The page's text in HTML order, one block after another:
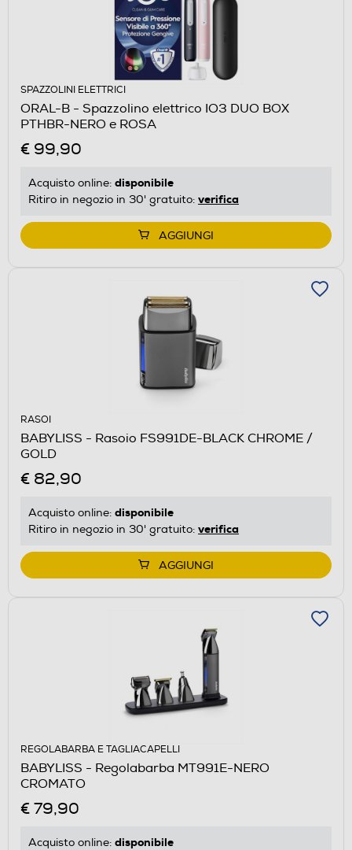
SPAZZOLINI ELETTRICI
ORAL-B - Spazzolino elettrico IO3 DUO BOX
PTHBR-NERO e ROSA
€ 99,90
Acquisto online: disponibile
Ritiro in negozio in 30' gratuito: verifica
AGGIUNGI
RASOI
BABYLISS - Rasoio FS991DE-BLACK CHROME /
GOLD
€ 82,90
Acquisto online: disponibile
Ritiro in negozio in 30' gratuito: verifica
AGGIUNGI
REGOLABARBA E TAGLIACAPELLI
BABYLISS - Regolabarba MT991E-NERO
CROMATO
€ 79,90
Acquisto online: disponibile